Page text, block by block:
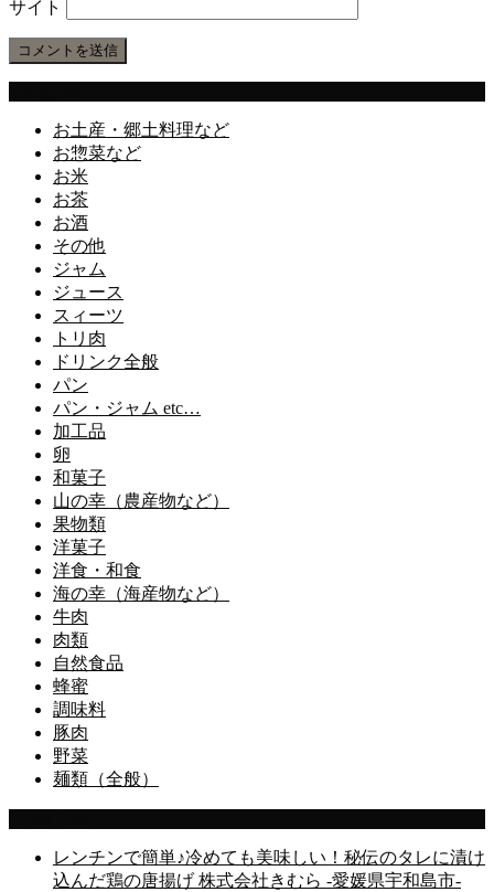
サイト
お土産・郷土料理など
お惣菜など
お米
お茶
お酒
その他
ジャム
ジュース
スィーツ
トリ肉
ドリンク全般
パン
パン・ジャム etc…
加工品
卵
和菓子
山の幸（農産物など）
果物類
洋菓子
洋食・和食
海の幸（海産物など）
牛肉
肉類
自然食品
蜂蜜
調味料
豚肉
野菜
麺類（全般）
レンチンで簡単♪冷めても美味しい！秘伝のタレに漬け
込んだ鶏の唐揚げ 株式会社きむら -愛媛県宇和島市-